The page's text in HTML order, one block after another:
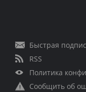
Быстрая
RSS
Политика
Сообщить об